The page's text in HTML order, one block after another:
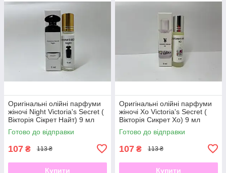
Оригінальні олійні парфуми
жіночі Night Victoria's Secret (
Вікторія Сікрет Найт) 9 мл
Готово до відправки
107 ₴ 113 ₴
Купити
Оригінальні олійні парфуми
жіночі Xo Victoria's Secret (
Вікторія Сикрет Хо) 9 мл
Готово до відправки
107 ₴ 113 ₴
Купити